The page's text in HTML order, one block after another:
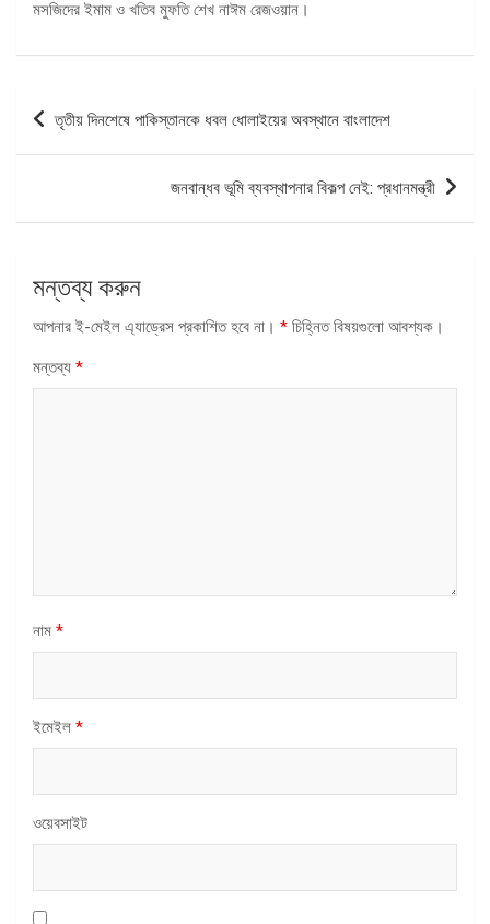
মসজিদের ইমাম ও খতিব মুফতি শেখ নাঈম রেজওয়ান।
পোস্ট
ন্যাভিগেশন
তৃতীয় দিনশেষে পাকিস্তানকে ধবল ধোলাইয়ের অবস্থানে বাংলাদেশ
জনবান্ধব ভূমি ব্যবস্থাপনার বিকল্প নেই: প্রধানমন্ত্রী
মন্তব্য করুন
আপনার ই-মেইল এ্যাড্রেস প্রকাশিত হবে না। * চিহ্নিত বিষয়গুলো আবশ্যক।
মন্তব্য *
নাম *
ইমেইল *
ওয়েবসাইট